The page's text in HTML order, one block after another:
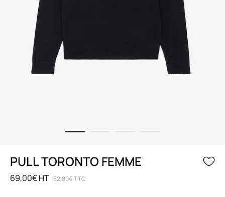
PULL TORONTO FEMME
69,00€ HT 82,80€ TTC